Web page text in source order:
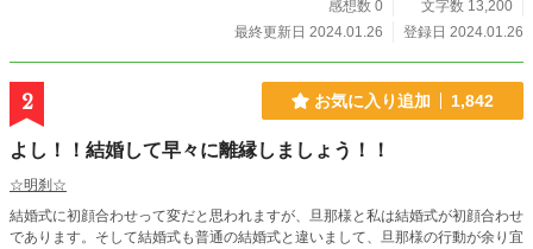
感想数 0
文字数 13,200
最終更新日 2024.01.26
登録日 2024.01.26
2 お気に入り追加 1,842
よし！！結婚して早々に離縁しましょう！！
☆明刹☆
結婚式に初顔合わせって変だと思われますが、旦那様と私は結婚式が初顔合わせ
であります。そして結婚式も普通の結婚式と違いまして、旦那様の行動が余り宜